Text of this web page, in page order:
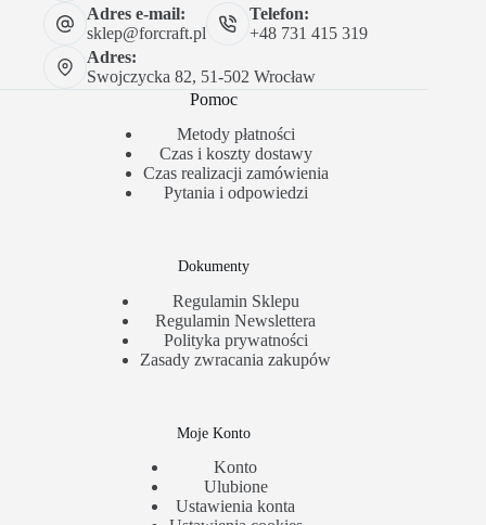
Adres e-mail:
sklep@forcraft.pl
Telefon:
+48 731 415 319
Adres:
Swojczycka 82, 51-502 Wrocław
Pomoc
Metody płatności
Czas i koszty dostawy
Czas realizacji zamówienia
Pytania i odpowiedzi
Dokumenty
Regulamin Sklepu
Regulamin Newslettera
Polityka prywatności
Zasady zwracania zakupów
Moje Konto
Konto
Ulubione
Ustawienia konta